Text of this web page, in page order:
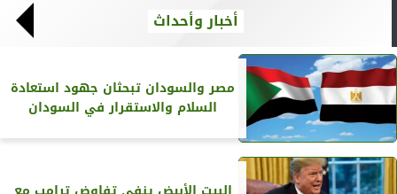
أخبار وأحداث
مصر والسودان تبحثان جهود استعادة
السلام والاستقرار في السودان